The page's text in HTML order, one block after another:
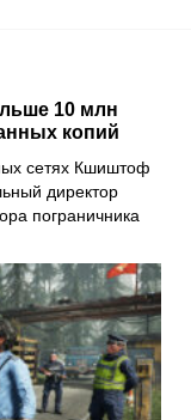
10 млн
копий
сетях Кшиштоф
директор
пограничника